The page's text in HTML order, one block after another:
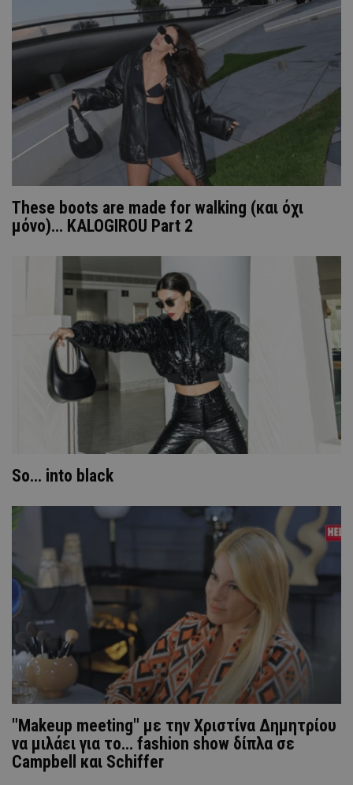
These boots are made for walking (και όχι
μόνο)... KALOGIROU Part 2
So... into black
"Makeup meeting" με την Χριστίνα Δημητρίου
να μιλάει για το... fashion show δίπλα σε
Campbell και Schiffer